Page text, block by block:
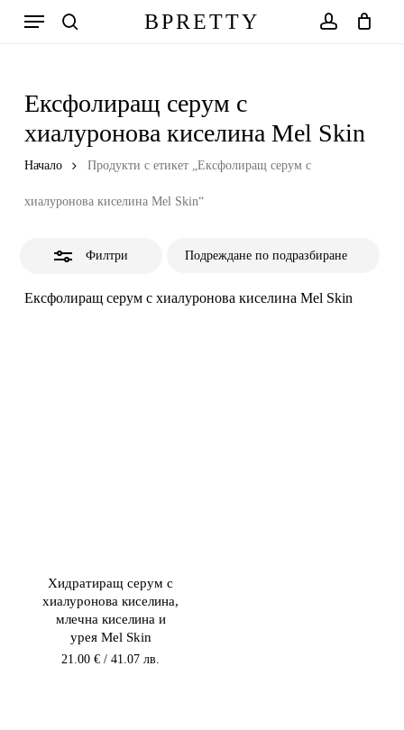
BPRETTY
Меню
Ексфолиращ серум с
хиалуронова киселина Mel Skin
Начало Продукти с етикет „Ексфолиращ серум с
хиалуронова киселина Mel Skin“
Филтри
Ексфолиращ серум с хиалуронова киселина Mel Skin
Хидратиращ серум с
хиалуронова киселина,
млечна киселина и
урея Mel Skin
21.00€ / 41.07 лв.